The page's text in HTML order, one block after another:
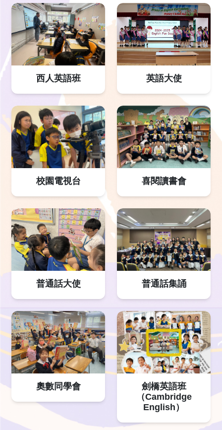
西人英語班 英語大使
校園電視台 喜閱讀書會
普通話大使 普通話集誦
奧數同學會
劍橋英語班
（Cambridge
English）